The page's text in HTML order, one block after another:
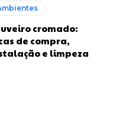
cromado:
de compra,
e limpeza